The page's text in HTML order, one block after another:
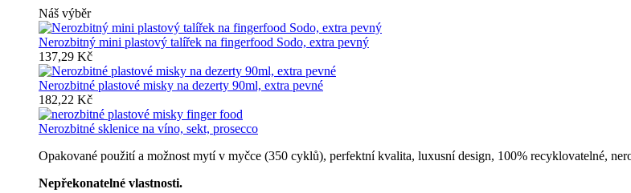
Náš výběr
Nerozbitný mini plastový talířek na fingerfood Sodo, extra pevný
137,29 Kč
Nerozbitné plastové misky na dezerty 90ml, extra pevné
182,22 Kč
Nerozbitné sklenice na víno, sekt, prosecco
Opakované použití a možnost mytí v myčce (350 cyklů), perfektní kvalita, luxusní design, 100% recyklovatelné,
Nepřekonatelné vlastnosti.